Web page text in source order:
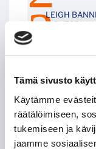
Tämä sivusto
Käytämme
räätälöimiseen,
tukemiseen ja
jaamme
LEIGH
POHJOIS-
TAPPARAN